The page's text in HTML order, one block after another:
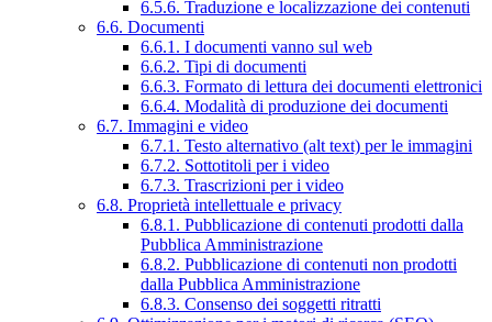
6.5.6. Traduzione e localizzazione dei contenuti
6.6. Documenti
6.6.1. I documenti vanno sul web
6.6.2. Tipi di documenti
6.6.3. Formato di lettura dei documenti elettronici
6.6.4. Modalità di produzione dei documenti
6.7. Immagini e video
6.7.1. Testo alternativo (alt text) per le immagini
6.7.2. Sottotitoli per i video
6.7.3. Trascrizioni per i video
6.8. Proprietà intellettuale e privacy
6.8.1. Pubblicazione di contenuti prodotti dalla
Pubblica Amministrazione
6.8.2. Pubblicazione di contenuti non prodotti
dalla Pubblica Amministrazione
6.8.3. Consenso dei soggetti ritratti